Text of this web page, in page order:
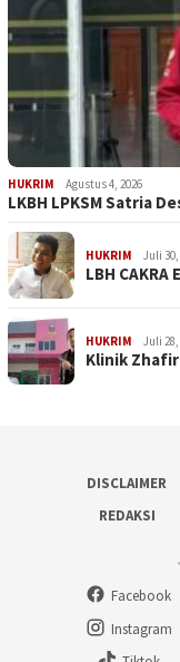
HUKRIM Agustus 4, 2026
LKBH LPKSM Satria
HUKRIM Juli 30,
LBH
HUKRIM Juli 28,
Klinik
DISCLAIMER
REDAKSI
Facebook
Instagram